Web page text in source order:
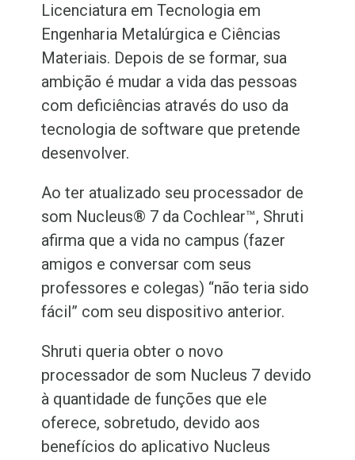
Licenciatura em Tecnologia em
Engenharia Metalúrgica e Ciências
Materiais. Depois de se formar, sua
ambição é mudar a vida das pessoas
com deficiências através do uso da
tecnologia de software que pretende
desenvolver.
Ao ter atualizado seu processador de
som Nucleus® 7 da Cochlear™, Shruti
afirma que a vida no campus (fazer
amigos e conversar com seus
professores e colegas) “não teria sido
fácil” com seu dispositivo anterior.
Shruti queria obter o novo
processador de som Nucleus 7 devido
à quantidade de funções que ele
oferece, sobretudo, devido aos
benefícios do aplicativo Nucleus